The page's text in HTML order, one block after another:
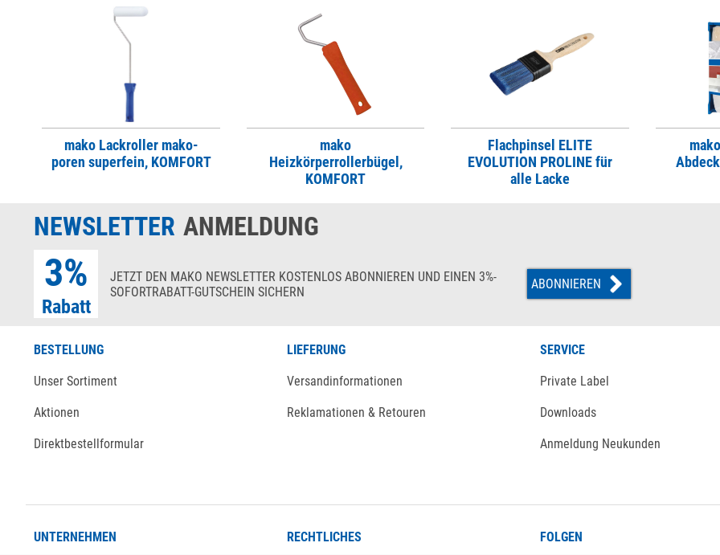
mako Lackroller mako-
poren superfein, KOMFORT
mako
Heizkörperrollerbügel,
KOMFORT
Flachpinsel ELITE
EVOLUTION PROLINE für
alle Lacke
NEWSLETTER ANMELDUNG
3%
Rabatt
JETZT DEN MAKO NEWSLETTER KOSTENLOS ABONNIEREN UND EINEN 3%-
SOFORTRABATT-GUTSCHEIN SICHERN
ABONNIEREN
BESTELLUNG
Unser Sortiment
Aktionen
Direktbestellformular
LIEFERUNG
Versandinformationen
Reklamationen & Retouren
SERVICE
Private Label
Downloads
Anmeldung Neukunden
UNTERNEHMEN RECHTLICHES FOLGEN